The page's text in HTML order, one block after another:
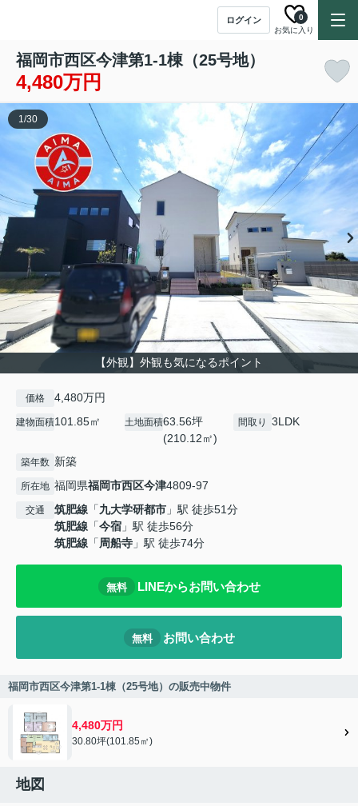
ログイン
お気に入り
0
福岡市西区今津第1-1棟（25号地）
4,480万円
【外観】外観も気になるポイント
1/30
価格 4,480万円
建物面積101.85㎡ 土地面積63.56坪
(210.12㎡)
間取り 3LDK
築年数 新築
所在地 福岡県福岡市西区今津4809-97
交通 筑肥線 「九大学研都市 」駅 徒歩51分
筑肥線 「今宿 」駅 徒歩56分
筑肥線 「周船寺 」駅 徒歩74分
無料 LINEからお問い合わせ
無料 お問い合わせ
福岡市西区今津第1-1棟（25号地）の販売中物件
4,480万円
30.80坪(101.85㎡)
地図